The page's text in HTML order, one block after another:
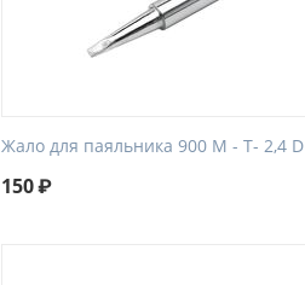
Жало для паяльника 900 М - Т- 2,4 D
150₽